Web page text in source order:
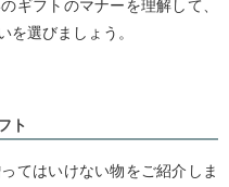
ギフトのマナーを理解して、
を選びましょう。
ト
てはいけない物をご紹介しま